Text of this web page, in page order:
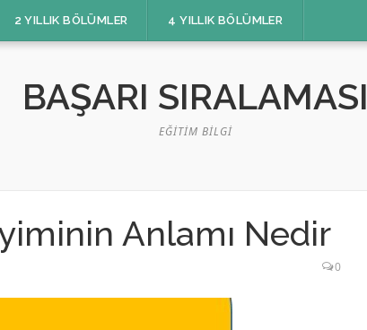
2 YILLIK BÖLÜMLER 4 YILLIK BÖLÜMLER
BAŞARI SIRALAMASI
EĞITIM BILGI
Anlamı Nedir
0